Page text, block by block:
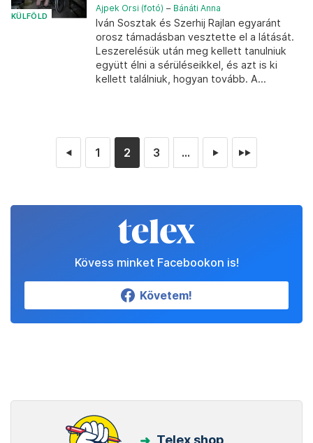
KÜLFÖLD
Ajpek Orsi (fotó) – Bánáti Anna
Iván Sosztak és Szerhij Rajlan egyaránt
orosz támadásban vesztette el a látását.
Leszerelésük után meg kellett tanulniuk
együtt élni a sérüléseikkel, és azt is ki
kellett találniuk, hogyan tovább. A...
◄ 1 2 3 ... ► ►►
Kövess minket Facebookon is!
Követem!
Telex shop